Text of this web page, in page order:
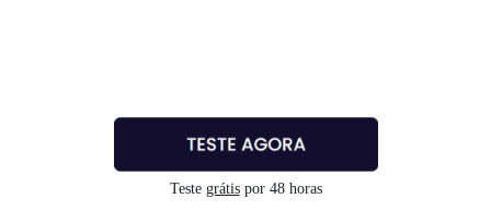
Teste grátispor 48 horas